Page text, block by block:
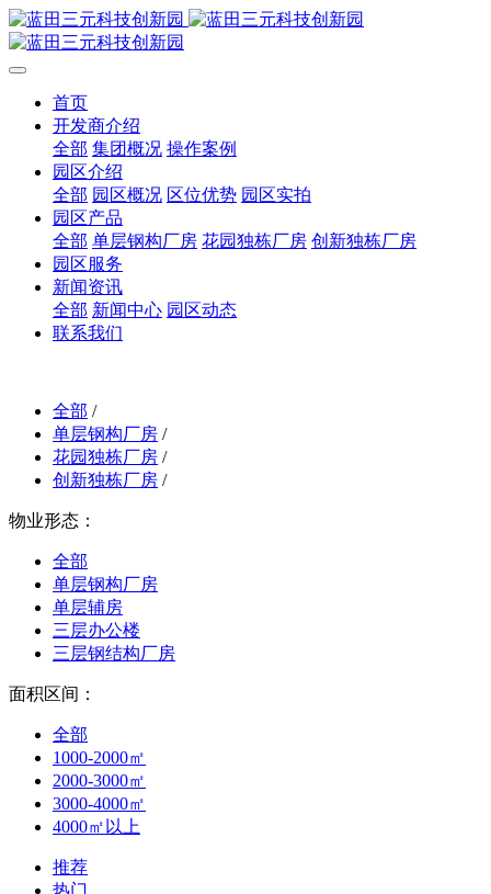
首页
开发商介绍
全部 集团概况 操作案例
园区介绍
全部 园区概况 区位优势 园区实拍
园区产品
全部 单层钢构厂房 花园独栋厂房 创新独栋厂房
园区服务
新闻资讯
全部 新闻中心 园区动态
联系我们
全部 /
单层钢构厂房 /
花园独栋厂房 /
创新独栋厂房 /
物业形态：
全部
单层钢构厂房
单层辅房
三层办公楼
三层钢结构厂房
面积区间：
全部
1000-2000㎡
2000-3000㎡
3000-4000㎡
4000㎡以上
推荐
热门